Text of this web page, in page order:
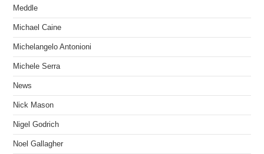
Meddle
Michael Caine
Michelangelo Antonioni
Michele Serra
News
Nick Mason
Nigel Godrich
Noel Gallagher